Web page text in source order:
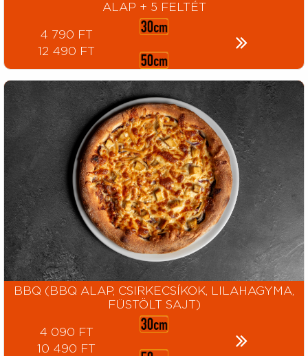
ALAP + 5 FELTÉT
4 790 FT
12 490 FT
BBQ (BBQ ALAP, CSIRKECSÍKOK, LILAHAGYMA,
FÜSTÖLT SAJT)
4 090 FT
10 490 FT